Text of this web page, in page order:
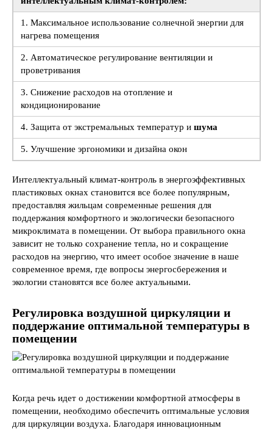
1. Максимальное использование солнечной энергии для
нагрева помещения
2. Автоматическое регулирование вентиляции и
проветривания
3. Снижение расходов на отопление и
кондиционирование
4. Защита от экстремальных температур и шума
5. Улучшение эргономики и дизайна окон
Интеллектуальный климат-контроль в энергоэффективных
пластиковых окнах становится все более популярным,
предоставляя жильцам современные решения для
поддержания комфортного и экологически безопасного
микроклимата в помещении. От выбора правильного окна
зависит не только сохранение тепла, но и сокращение
расходов на энергию, что имеет особое значение в наше
современное время, где вопросы энергосбережения и
экологии становятся все более актуальными.
Регулировка воздушной циркуляции и
поддержание оптимальной температуры в
помещении
Когда речь идет о достижении комфортной атмосферы в
помещении, необходимо обеспечить оптимальные условия
для циркуляции воздуха. Благодаря инновационным